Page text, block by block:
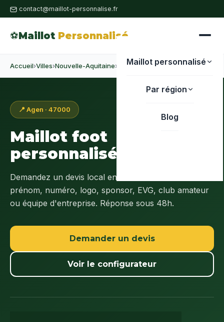
contact@maillot-personnalise.fr
⚽Maillot Personnalisé
Maillot personnalisé
Par région
Blog
Accueil›Villes›Nouvelle-Aquitaine› Lot-et-Garonne ›Agen
📍 Agen · 47000
Maillot foot
personnalisé à
Demandez un devis local en
prénom, numéro, logo, sponsor, EVG, club amateur
ou équipe d'entreprise. Réponse sous 48h.
Demander un devis
Voir le configurateur